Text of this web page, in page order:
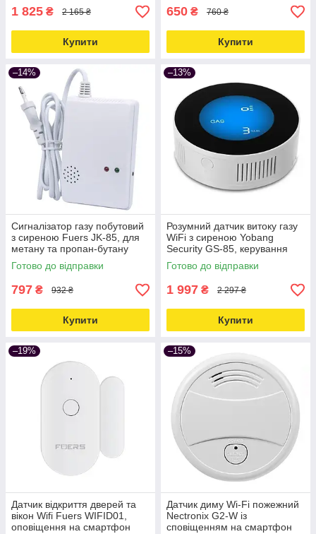
1 825 ₴ 2 165 ₴
Купити
650 ₴ 760 ₴
Купити
–14%
Сигналізатор газу побутовий
з сиреною Fuers JK-85, для
метану та пропан-бутану
Love&Life -online-multimarket-
Готово до відправки
797 ₴ 932 ₴
Купити
–13%
Розумний датчик витоку газу
WiFi з сиреною Yobang
Security GS-85, керування
через App Love&Life -online-
multimarket-
Готово до відправки
1 997 ₴ 2 297 ₴
Купити
–19%
Датчик відкриття дверей та
вікон Wifi Fuers WIFID01,
оповіщення на смартфон
–15%
Датчик диму Wi-Fi пожежний
Nectronix G2-W із
сповіщенням на смартфон